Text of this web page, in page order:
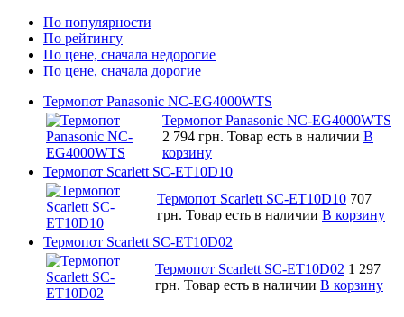
По популярности
По рейтингу
По цене, сначала недорогие
По цене, сначала дорогие
Термопот Panasonic NC-EG4000WTS
Термопот Panasonic NC-EG4000WTS
2 794 грн. Товар есть в наличии В
корзину
Термопот Scarlett SC-ET10D10
Термопот Scarlett SC-ET10D10 707
грн. Товар есть в наличии В корзину
Термопот Scarlett SC-ET10D02
Термопот Scarlett SC-ET10D02 1 297
грн. Товар есть в наличии В корзину